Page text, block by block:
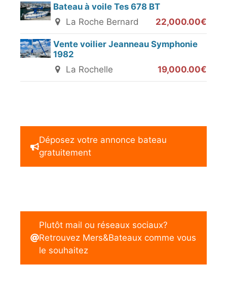
Bateau à voile Tes 678 BT
La Roche Bernard
22,000.00€
Vente voilier Jeanneau Symphonie
1982
La Rochelle
19,000.00€
Déposez votre annonce bateau
gratuitement
Plutôt mail ou réseaux sociaux?
Retrouvez Mers&Bateaux comme vous
le souhaitez